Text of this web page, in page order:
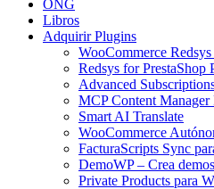
ONG
Libros
Adquirir Plugins
WooCommerce
Redsys for PrestaShop
Advanced
MCP Content Manager
Smart AI Translate
WooCommerce
FacturaScripts Sync
DemoWP – Crea
Private Products para